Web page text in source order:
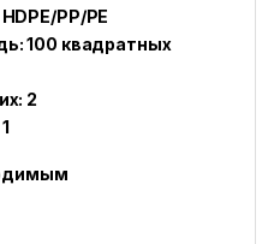
PP/PE
100 квадратных
2